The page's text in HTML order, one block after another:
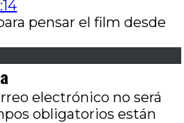
pensar el film desde
electrónico no será
obligatorios están